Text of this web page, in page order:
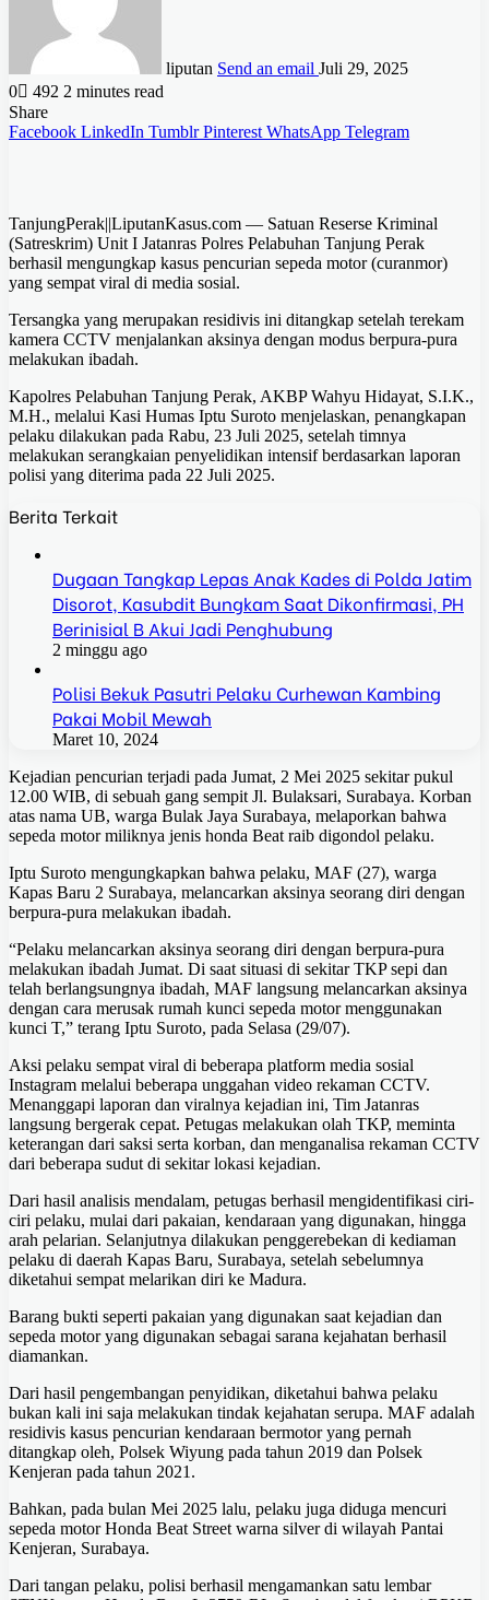
liputan Send an email Juli 29, 2025
0
492 2 minutes read
Share
Facebook LinkedIn Tumblr Pinterest WhatsApp Telegram
TanjungPerak||LiputanKasus.com — Satuan Reserse Kriminal
(Satreskrim) Unit I Jatanras Polres Pelabuhan Tanjung Perak
berhasil mengungkap kasus pencurian sepeda motor (curanmor)
yang sempat viral di media sosial.
Tersangka yang merupakan residivis ini ditangkap setelah terekam
kamera CCTV menjalankan aksinya dengan modus berpura-pura
melakukan ibadah.
Kapolres Pelabuhan Tanjung Perak, AKBP Wahyu Hidayat, S.I.K.,
M.H., melalui Kasi Humas Iptu Suroto menjelaskan, penangkapan
pelaku dilakukan pada Rabu, 23 Juli 2025, setelah timnya
melakukan serangkaian penyelidikan intensif berdasarkan laporan
polisi yang diterima pada 22 Juli 2025.
Berita Terkait
Dugaan Tangkap Lepas Anak Kades di Polda Jatim
Disorot, Kasubdit Bungkam Saat Dikonfirmasi, PH
Berinisial B Akui Jadi Penghubung
2 minggu ago
Polisi Bekuk Pasutri Pelaku Curhewan Kambing
Pakai Mobil Mewah
Maret 10, 2024
Kejadian pencurian terjadi pada Jumat, 2 Mei 2025 sekitar pukul
12.00 WIB, di sebuah gang sempit Jl. Bulaksari, Surabaya. Korban
atas nama UB, warga Bulak Jaya Surabaya, melaporkan bahwa
sepeda motor miliknya jenis honda Beat raib digondol pelaku.
Iptu Suroto mengungkapkan bahwa pelaku, MAF (27), warga
Kapas Baru 2 Surabaya, melancarkan aksinya seorang diri dengan
berpura-pura melakukan ibadah.
“Pelaku melancarkan aksinya seorang diri dengan berpura-pura
melakukan ibadah Jumat. Di saat situasi di sekitar TKP sepi dan
telah berlangsungnya ibadah, MAF langsung melancarkan aksinya
dengan cara merusak rumah kunci sepeda motor menggunakan
kunci T,” terang Iptu Suroto, pada Selasa (29/07).
Aksi pelaku sempat viral di beberapa platform media sosial
Instagram melalui beberapa unggahan video rekaman CCTV.
Menanggapi laporan dan viralnya kejadian ini, Tim Jatanras
langsung bergerak cepat. Petugas melakukan olah TKP, meminta
keterangan dari saksi serta korban, dan menganalisa rekaman CCTV
dari beberapa sudut di sekitar lokasi kejadian.
Dari hasil analisis mendalam, petugas berhasil mengidentifikasi ciri-
ciri pelaku, mulai dari pakaian, kendaraan yang digunakan, hingga
arah pelarian. Selanjutnya dilakukan penggerebekan di kediaman
pelaku di daerah Kapas Baru, Surabaya, setelah sebelumnya
diketahui sempat melarikan diri ke Madura.
Barang bukti seperti pakaian yang digunakan saat kejadian dan
sepeda motor yang digunakan sebagai sarana kejahatan berhasil
diamankan.
Dari hasil pengembangan penyidikan, diketahui bahwa pelaku
bukan kali ini saja melakukan tindak kejahatan serupa. MAF adalah
residivis kasus pencurian kendaraan bermotor yang pernah
ditangkap oleh, Polsek Wiyung pada tahun 2019 dan Polsek
Kenjeran pada tahun 2021.
Bahkan, pada bulan Mei 2025 lalu, pelaku juga diduga mencuri
sepeda motor Honda Beat Street warna silver di wilayah Pantai
Kenjeran, Surabaya.
Dari tangan pelaku, polisi berhasil mengamankan satu lembar